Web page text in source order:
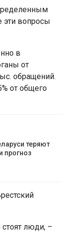
эти вопросы
в
от
обращений.
от общего
теряют
прогноз
люди, –